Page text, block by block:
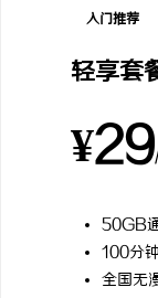
入门推荐
轻享套
¥29
50GB
100分
全国无